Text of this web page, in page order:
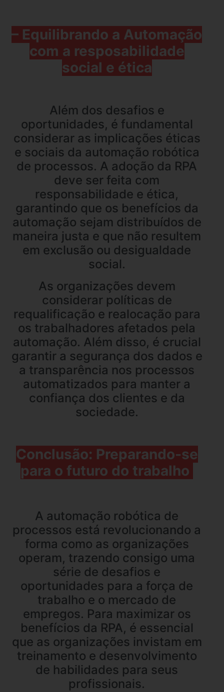
– Equilibrando a Automação
com a resposabilidade
social e ética
Além dos desafios e
oportunidades, é fundamental
considerar as implicações éticas
e sociais da automação robótica
de processos. A adoção da RPA
deve ser feita com
responsabilidade e ética,
garantindo que os benefícios da
automação sejam distribuídos de
maneira justa e que não resultem
em exclusão ou desigualdade
social.
As organizações devem
considerar políticas de
requalificação e realocação para
os trabalhadores afetados pela
automação. Além disso, é crucial
garantir a segurança dos dados e
a transparência nos processos
automatizados para manter a
confiança dos clientes e da
sociedade.
Conclusão: Preparando-se
para o futuro do trabalho
A automação robótica de
processos está revolucionando a
forma como as organizações
operam, trazendo consigo uma
série de desafios e
oportunidades para a força de
trabalho e o mercado de
empregos. Para maximizar os
benefícios da RPA, é essencial
que as organizações invistam em
treinamento e desenvolvimento
de habilidades para seus
profissionais.